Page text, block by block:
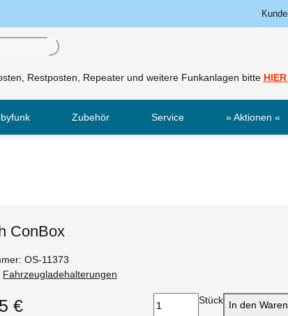
Restposten, Repeater und weitere Funkanlagen bitte HIER
Zubehör Service » Aktionen «
ConBox
OS-11373
Fahrzeugladehalterungen
€ Stück In den